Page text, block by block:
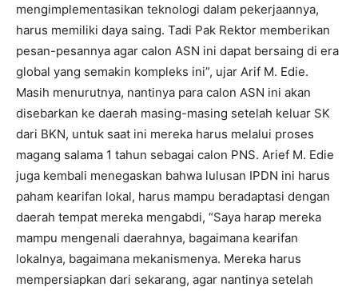
mengimplementasikan teknologi dalam pekerjaannya,
harus memiliki daya saing. Tadi Pak Rektor memberikan
pesan-pesannya agar calon ASN ini dapat bersaing di era
global yang semakin kompleks ini”, ujar Arif M. Edie.
Masih menurutnya, nantinya para calon ASN ini akan
disebarkan ke daerah masing-masing setelah keluar SK
dari BKN, untuk saat ini mereka harus melalui proses
magang salama 1 tahun sebagai calon PNS. Arief M. Edie
juga kembali menegaskan bahwa lulusan IPDN ini harus
paham kearifan lokal, harus mampu beradaptasi dengan
daerah tempat mereka mengabdi, “Saya harap mereka
mampu mengenali daerahnya, bagaimana kearifan
lokalnya, bagaimana mekanismenya. Mereka harus
mempersiapkan dari sekarang, agar nantinya setelah